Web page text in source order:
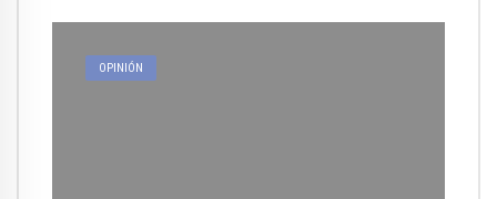
OPINIÓN